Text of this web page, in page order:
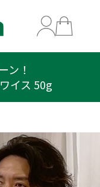
ご購入で
ト！